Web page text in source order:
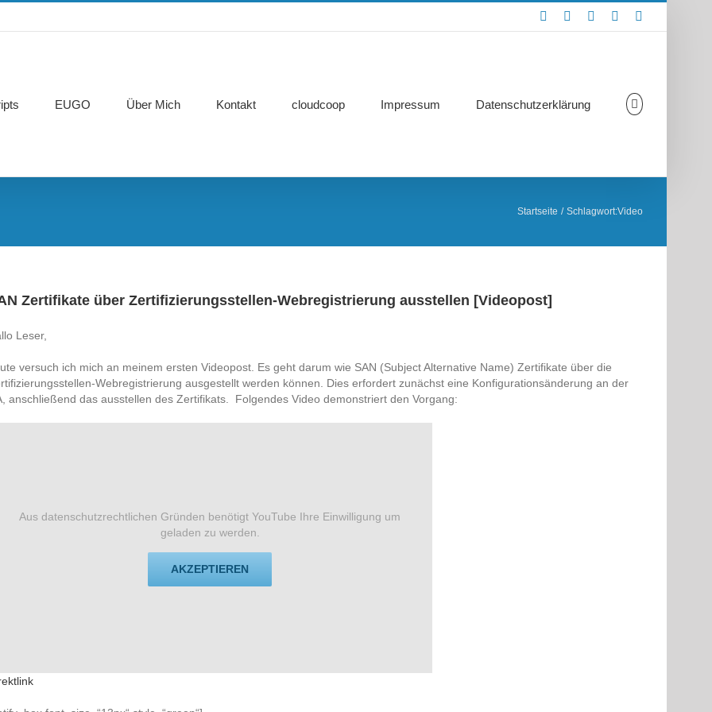
Rss Facebook YouTube
EUGO Über Mich Kontakt cloudcoop Impressum Datenschutzerklärung
Startseite Schlagwort:Video
Zertifikate über Zertifizierungsstellen-Webregistrierung ausstellen [Videopost]
Leser,
versuch ich mich an meinem ersten Videopost. Es geht darum wie SAN (Subject Alternative Name) Zertifikate über die
Webregistrierung ausgestellt werden können. Dies erfordert zunächst eine Konfigurationsänderung an der
anschließend das ausstellen des Zertifikats. Folgendes Video demonstriert den Vorgang:
Aus datenschutzrechtlichen Gründen benötigt YouTube Ihre Einwilligung um
geladen zu werden.
AKZEPTIEREN